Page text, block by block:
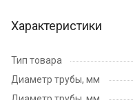
Характеристики
Тип товара
Диаметр трубы, мм